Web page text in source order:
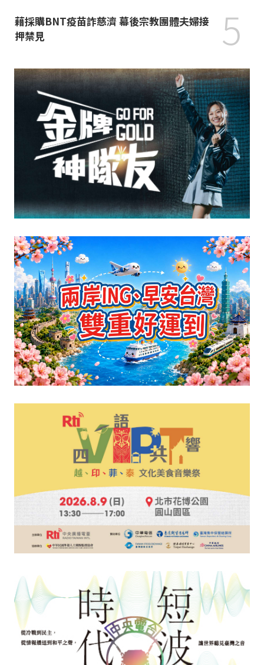
藉採購BNT疫苗詐慈濟 幕後宗教團體夫婦接
押禁見
5